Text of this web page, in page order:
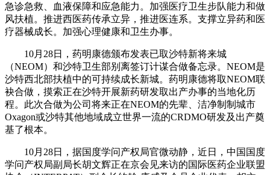
急诊急救、血液保障和应急能力。加强医疗卫生步队能力和做
风扶植。推进西医药传承立异，推进医连系。支撑立异药和医
疗器械成长。加强心理健康和卫生办事。
10月28日，药明康德颁布发表已取沙特新将来城
（NEOM）和沙特卫生部别离签订计谋合做备忘录。NEOM是
沙特西北部扶植中的可持续成长新城。药明康德将取NEOM联
袂合做，摸索正在沙特开展新药研发取出产办事的当地化历
程。此次合做为公司将来正在NEOM的先辈、洁净制制城市
Oxagon或沙特其他地域成立世界一流的CRDMO研发及出产奠
基了根本。
10月28日，据国度学问产权局官微动静，近日，中国国度
学问产权局副局长胡文辉正在京会见来访的国际医药企业联盟